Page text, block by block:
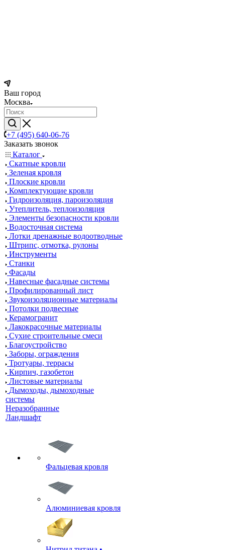
Ваш город
Москва
+7 (495) 640-06-76
Заказать звонок
Каталог
Скатные кровли
Зеленая кровля
Плоские кровли
Комплектующие кровли
Гидроизоляция, пароизоляция
Утеплитель, теплоизоляция
Элементы безопасности кровли
Водосточная система
Лотки дренажные водоотводные
Штрипс, отмотка, рулоны
Инструменты
Станки
Фасады
Навесные фасадные системы
Профилированный лист
Звукоизоляционные материалы
Потолки подвесные
Керамогранит
Лакокрасочные материалы
Сухие строительные смеси
Благоустройство
Заборы, ограждения
Тротуары, террасы
Кирпич, газобетон
Листовые материалы
Дымоходы, дымоходные
системы
Неразобранные
Ландшафт
Фальцевая кровля
Алюминиевая кровля